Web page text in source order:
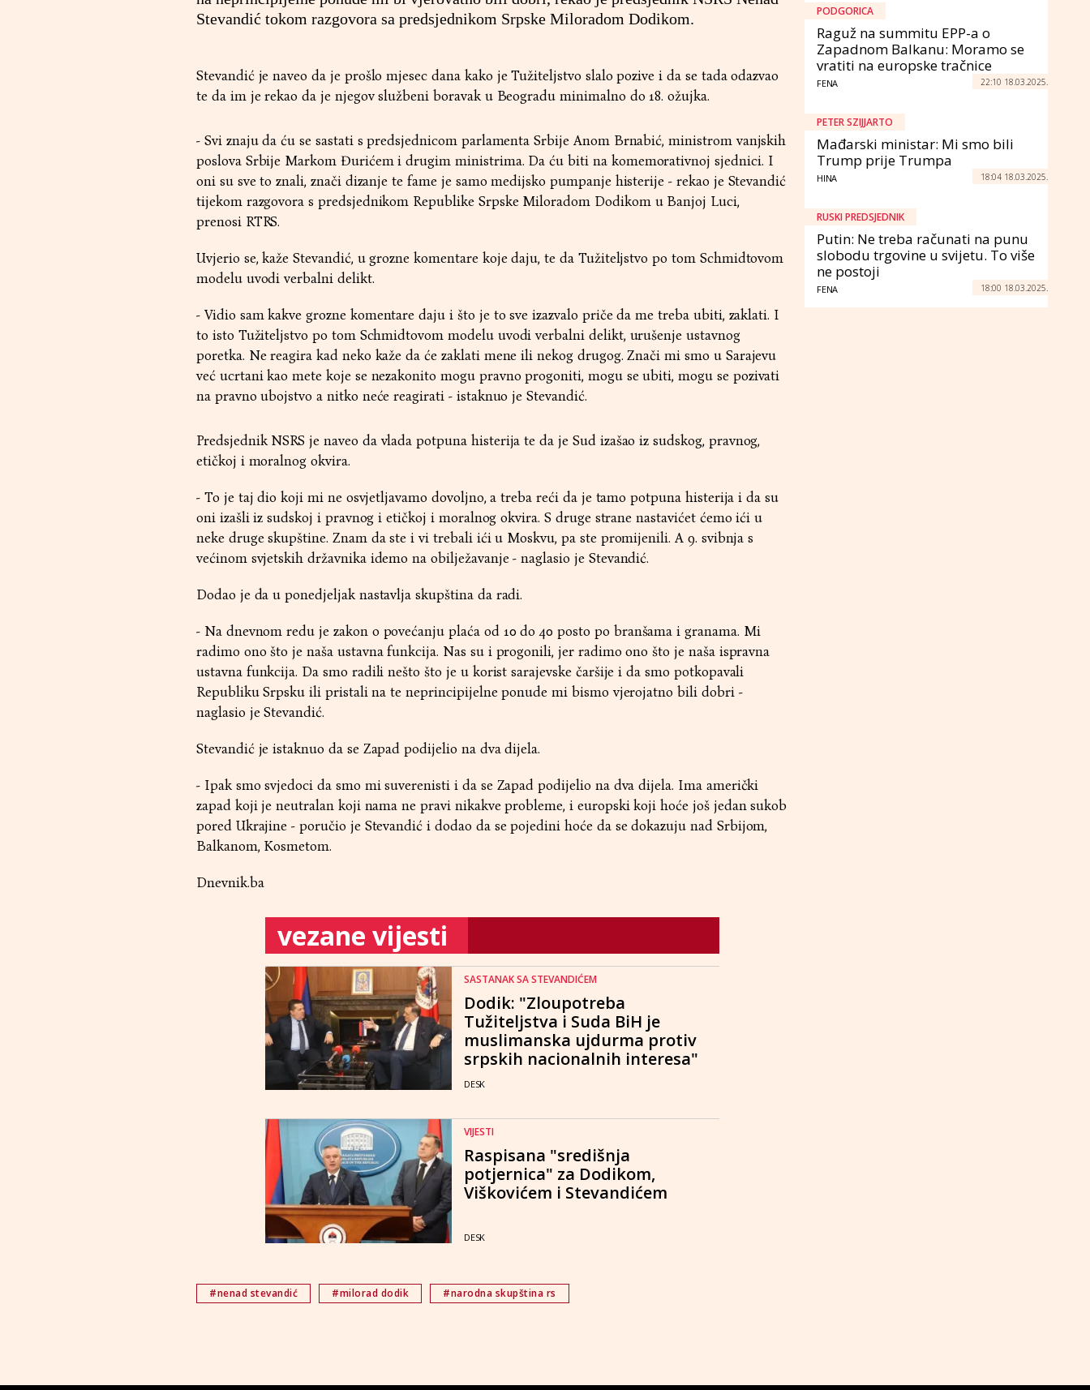
Stevandić tokom razgovora sa predsjednikom Srpske Miloradom Dodikom.
Stevandić je naveo da je prošlo mjesec dana kako je Tužiteljstvo slalo pozive i da se tada odazvao
te da im je rekao da je njegov službeni boravak u Beogradu minimalno do 18. ožujka.
- Svi znaju da ću se sastati s predsjednicom parlamenta Srbije Anom Brnabić, ministrom vanjskih
poslova Srbije Markom Đurićem i drugim ministrima. Da ću biti na komemorativnoj sjednici. I
oni su sve to znali, znači dizanje te fame je samo medijsko pumpanje histerije - rekao je Stevandić
tijekom razgovora s predsjednikom Republike Srpske Miloradom Dodikom u Banjoj Luci,
prenosi RTRS.
Uvjerio se, kaže Stevandić, u grozne komentare koje daju, te da Tužiteljstvo po tom Schmidtovom
modelu uvodi verbalni delikt.
- Vidio sam kakve grozne komentare daju i što je to sve izazvalo priče da me treba ubiti, zaklati. I
to isto Tužiteljstvo po tom Schmidtovom modelu uvodi verbalni delikt, urušenje ustavnog
poretka. Ne reagira kad neko kaže da će zaklati mene ili nekog drugog. Znači mi smo u Sarajevu
već ucrtani kao mete koje se nezakonito mogu pravno progoniti, mogu se ubiti, mogu se pozivati
na pravno ubojstvo a nitko neće reagirati - istaknuo je Stevandić.
Predsjednik NSRS je naveo da vlada potpuna histerija te da je Sud izašao iz sudskog, pravnog,
etičkoj i moralnog okvira.
- To je taj dio koji mi ne osvjetljavamo dovoljno, a treba reći da je tamo potpuna histerija i da su
oni izašli iz sudskoj i pravnog i etičkoj i moralnog okvira. S druge strane nastavićet ćemo ići u
neke druge skupštine. Znam da ste i vi trebali ići u Moskvu, pa ste promijenili. A 9. svibnja s
većinom svjetskih državnika idemo na obilježavanje - naglasio je Stevandić.
Dodao je da u ponedjeljak nastavlja skupština da radi.
- Na dnevnom redu je zakon o povećanju plaća od 10 do 40 posto po branšama i granama. Mi
radimo ono što je naša ustavna funkcija. Nas su i progonili, jer radimo ono što je naša ispravna
ustavna funkcija. Da smo radili nešto što je u korist sarajevske čaršije i da smo potkopavali
Republiku Srpsku ili pristali na te neprincipijelne ponude mi bismo vjerojatno bili dobri -
naglasio je Stevandić.
Stevandić je istaknuo da se Zapad podijelio na dva dijela.
- Ipak smo svjedoci da smo mi suverenisti i da se Zapad podijelio na dva dijela. Ima američki
zapad koji je neutralan koji nama ne pravi nikakve probleme, i europski koji hoće još jedan sukob
pored Ukrajine - poručio je Stevandić i dodao da se pojedini hoće da se dokazuju nad Srbijom,
Balkanom, Kosmetom.
Dnevnik.ba
vezane vijesti
SASTANAK SA STEVANDIĆEM
Dodik: "Zloupotreba
Tužiteljstva i Suda BiH je
muslimanska ujdurma protiv
srpskih nacionalnih interesa"
DESK
VIJESTI
Raspisana "središnja
potjernica" za Dodikom,
Viškovićem i Stevandićem
DESK
#nenad stevandić #milorad dodik #narodna skupština rs
PODGORICA
Raguž na summitu EPP-a o
Zapadnom Balkanu: Moramo se
vratiti na europske tračnice
FENA 22:10 18.03.2025.
PETER SZIJJARTO
Mađarski ministar: Mi smo bili
Trump prije Trumpa
HINA 18:04 18.03.2025.
RUSKI PREDSJEDNIK
Putin: Ne treba računati na punu
slobodu trgovine u svijetu. To više
ne postoji
FENA 18:00 18.03.2025.